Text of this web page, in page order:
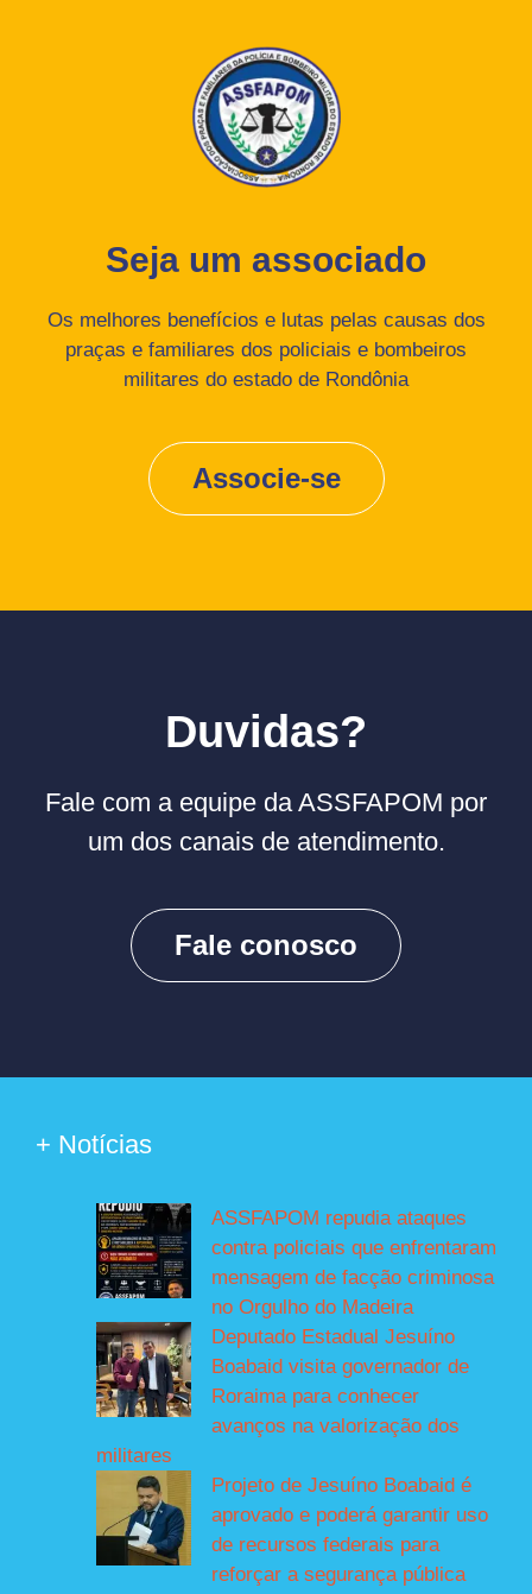
Seja um associado
Os melhores benefícios e lutas pelas causas dos
praças e familiares dos policiais e bombeiros
militares do estado de Rondônia
Associe-se
Duvidas?
Fale com a equipe da ASSFAPOM por
um dos canais de atendimento.
Fale conosco
+ Notícias
ASSFAPOM repudia ataques
contra policiais que enfrentaram
mensagem de facção criminosa
no Orgulho do Madeira
Deputado Estadual Jesuíno
Boabaid visita governador de
Roraima para conhecer
avanços na valorização dos
militares
Projeto de Jesuíno Boabaid é
aprovado e poderá garantir uso
de recursos federais para
reforçar a segurança pública